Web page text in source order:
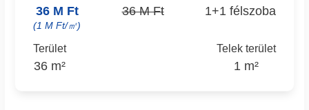
36 M Ft
(1 M Ft/㎡)
36 M Ft 1+1 félszoba
Terület
36 m²
Telek terület
1 m²